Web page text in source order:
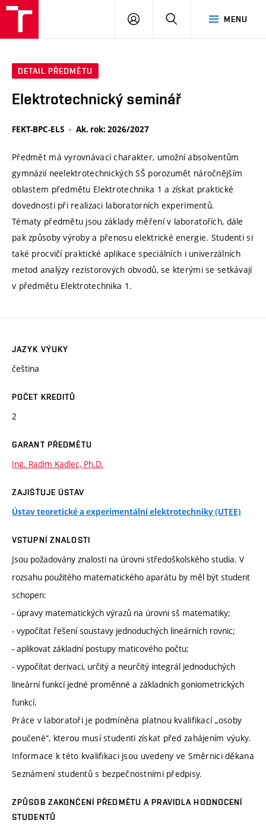
MENU
PŘIHLÁSIT
DETAIL PŘEDMĚTU
Elektrotechnický seminář
FEKT-BPC-ELS Ak. rok: 2026/2027
Předmět má vyrovnávací charakter, umožní absolventům
gymnázií neelektrotechnických SŠ porozumět náročnějším
oblastem předmětu Elektrotechnika 1 a získat praktické
dovednosti při realizaci laboratorních experimentů.
Tématy předmětu jsou základy měření v laboratořích, dále
pak způsoby výroby a přenosu elektrické energie. Studenti si
také procvičí praktické aplikace speciálních i univerzálních
metod analýzy rezistorových obvodů, se kterými se setkávají
v předmětu Elektrotechnika 1.
JAZYK VÝUKY
čeština
POČET KREDITŮ
2
GARANT PŘEDMĚTU
Ing. Radim Kadlec, Ph.D.
ZAJIŠŤUJE ÚSTAV
Ústav teoretické a experimentální elektrotechniky (UTEE)
VSTUPNÍ ZNALOSTI
Jsou požadovány znalosti na úrovni středoškolského studia. V
rozsahu použitého matematického aparátu by měl být student
schopen:
- úpravy matematických výrazů na úrovni sš matematiky;
- vypočítat řešení soustavy jednoduchých lineárních rovnic;
- aplikovat základní postupy maticového počtu;
- vypočítat derivaci, určitý a neurčitý integrál jednoduchých
lineární funkcí jedné proměnné a základních goniometrických
funkcí.
Práce v laboratoři je podmíněna platnou kvalifikací „osoby
poučené“, kterou musí studenti získat před zahájením výuky.
Informace k této kvalifikaci jsou uvedeny ve Směrnici děkana
Seznámení studentů s bezpečnostními předpisy.
ZPŮSOB ZAKONČENÍ PŘEDMĚTU A PRAVIDLA HODNOCENÍ
STUDENTŮ